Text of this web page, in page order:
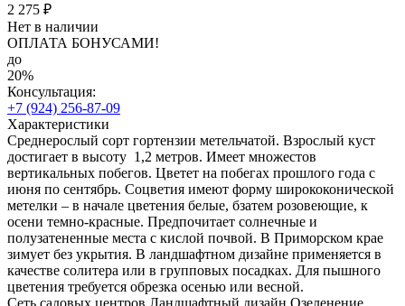
2 275 ₽
Нет в наличии
ОПЛАТА БОНУСАМИ!
до
20%
Консультация:
+7 (924) 256-87-09
Характеристики
Среднерослый сорт гортензии метельчатой. Взрослый куст
достигает в высоту 1,2 метров. Имеет множестов
вертикальных побегов. Цветет на побегах прошлого года с
июня по сентябрь. Соцветия имеют форму ширококонической
метелки – в начале цветения белые, бзатем розовеющие, к
осени темно-красные. Предпочитает солнечные и
полузатененные места с кислой почвой. В Приморском крае
зимует без укрытия. В ландшафтном дизайне применяется в
качестве солитера или в групповых посадках. Для пышного
цветения требуется обрезка осенью или весной.
Сеть садовых центров Ландшафтный дизайн Озеленение